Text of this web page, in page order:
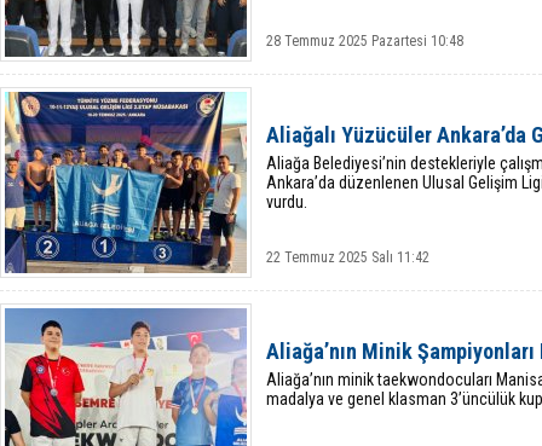
28 Temmuz 2025 Pazartesi 10:48
Aliağalı Yüzücüler Ankara’da
Aliağa Belediyesi’nin destekleriyle
Ankara’da düzenlenen Ulusal Gelişim
vurdu.
22 Temmuz 2025 Salı 11:42
Aliağa’nın Minik
Aliağa’nın minik taekwondocuları
madalya ve genel klasman 3’üncülük